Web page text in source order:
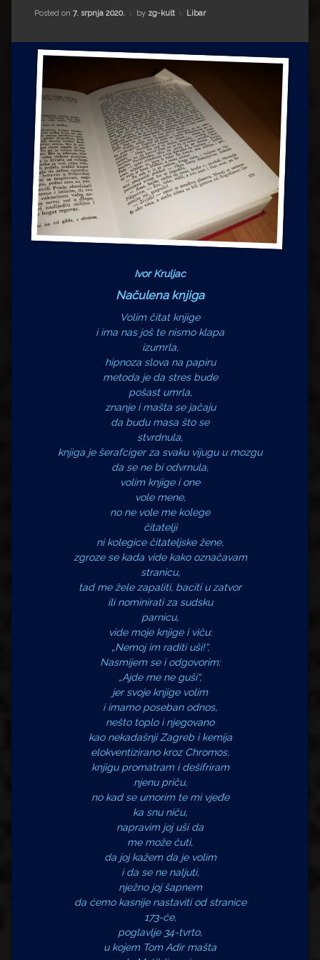
Matea Andrić
Ljiljana Lekanić-Kljaić
Željko Krznarić
Mario Lovreković
Miroslav Šantek
Posted on 7. srpnja 2020. by zg-kult Kategorije:
Libar
Ivor Kruljac
Načulena knjiga
Volim čitat knjige
i ima nas još te nismo klapa
izumrla,
hipnoza slova na papiru
metoda je da stres bude
pošast umrla,
znanje i mašta se jačaju
da budu masa što se
stvrdnula,
knjiga je šerafciger za svaku vijugu u mozgu
da se ne bi odvrnula,
volim knjige i one
vole mene,
no ne vole me kolege
čitatelji
ni kolegice čitateljske žene,
zgroze se kada vide kako označavam
stranicu,
tad me žele zapaliti, baciti u zatvor
ili nominirati za sudsku
parnicu,
vide moje knjige i viču:
„Nemoj im raditi uši!“,
Nasmijem se i odgovorim:
„Ajde me ne guši“,
jer svoje knjige volim
i imamo poseban odnos,
nešto toplo i njegovano
kao nekadašnji Zagreb i kemija
elokventizirano kroz Chromos,
knjigu promatram i dešifriram
njenu priču,
no kad se umorim te mi vjeđe
ka snu niču,
napravim joj uši da
me može čuti,
da joj kažem da je volim
i da se ne naljuti,
nježno joj šapnem
da ćemo kasnije nastaviti od stranice
173-će,
poglavlje 34-tvrto,
u kojem Tom Adir mašta